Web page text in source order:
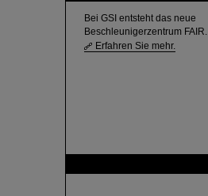
Bei GSI entsteht das neue
Beschleunigerzentrum FAIR.
Erfahren Sie mehr.